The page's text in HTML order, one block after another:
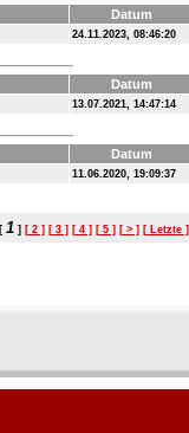
Datum
24.11.2023, 08:46:20
Datum
13.07.2021, 14:47:14
Datum
11.06.2020, 19:09:37
1] [ 2 ] [ 3 ] [ 4 ] [ 5 ] [ > ] [ Letzte ]